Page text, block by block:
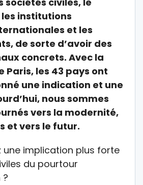
institutions
et les
de sorte d’avoir des
concrets. Avec la
Paris, les 43 pays ont
une indication et une
nous sommes
vers la modernité,
et vers le futur.
une implication plus forte
du pourtour